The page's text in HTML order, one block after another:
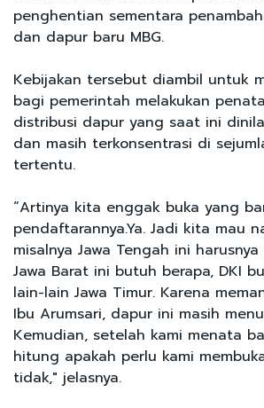
penghentian sementara
dan dapur baru MBG.
Kebijakan tersebut diambil untuk
bagi pemerintah melakukan
distribusi dapur yang saat ini
dan masih terkonsentrasi di
tertentu.
“Artinya kita enggak buka yang
pendaftarannya.Ya. Jadi kita mau
misalnya Jawa Tengah ini
Jawa Barat ini butuh berapa, DKI
lain-lain Jawa Timur. Karena
Ibu Arumsari, dapur ini masih
Kemudian, setelah kami menata
hitung apakah perlu kami
tidak," jelasnya.